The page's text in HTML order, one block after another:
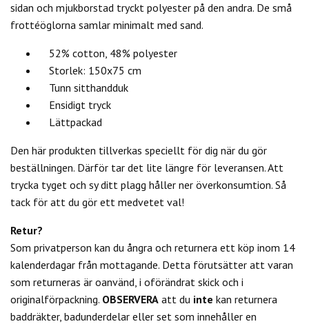
sidan och mjukborstad tryckt polyester på den andra. De små
frottéöglorna samlar minimalt med sand.
52% cotton, 48% polyester
Storlek: 150x75 cm
Tunn sitthandduk
Ensidigt tryck
Lättpackad
Den här produkten tillverkas speciellt för dig när du gör
beställningen. Därför tar det lite längre för leveransen. Att
trycka tyget och sy ditt plagg håller ner överkonsumtion. Så
tack för att du gör ett medvetet val!
Retur?
Som privatperson kan du ångra och returnera ett köp inom 14
kalenderdagar från mottagande. Detta förutsätter att varan
som returneras är oanvänd, i oförändrat skick och i
originalförpackning. OBSERVERA att du inte kan returnera
baddräkter, badunderdelar eller set som innehåller en